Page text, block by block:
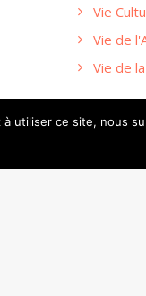
Vie
Vie de
Vie de
utiliser ce site, nous